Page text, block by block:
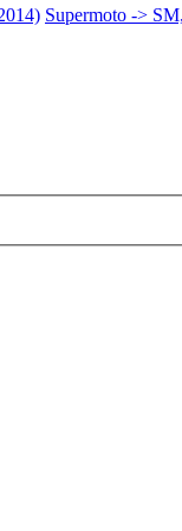
Supermoto ->